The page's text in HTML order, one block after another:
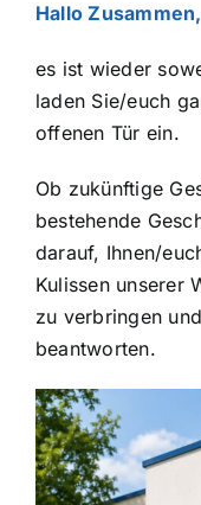
Hallo Zusammen,
es ist wieder
laden Sie/euch
offenen Tür ein.
Ob zukünftige
bestehende
darauf, Ihnen/
Kulissen unserer
zu verbringen
beantworten.